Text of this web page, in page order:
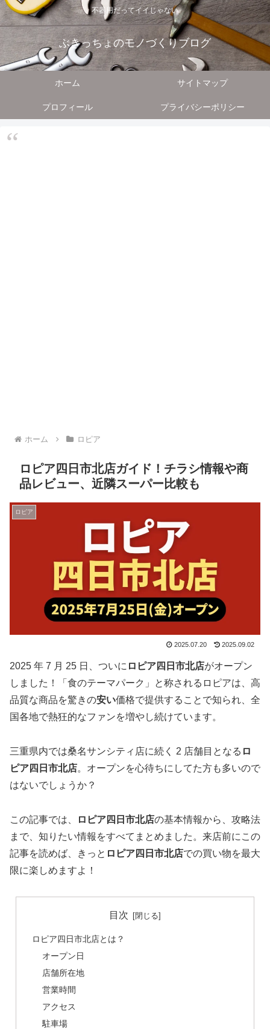
不器用だってイイじゃない
ぶきっちょのモノづくりブログ
ホーム サイトマップ
プロフィール プライバシーポリシー
ホーム ロピア
ロピア四日市北店ガイド！チラシ情報や商
品レビュー、近隣スーパー比較も
ロピア
2025.07.20 2025.09.02
2025 年 7 月 25 日、ついに ロピア四日市北店がオープン
しました！「食のテーマパーク」と称されるロピアは、高
品質な商品を驚きの安い価格で提供することで知られ、全
国各地で熱狂的なファンを増やし続けています。
三重県内では桑名サンシティ店に続く 2 店舗目となる ロ
ピア四日市北店。オープンを心待ちにしてた方も多いので
はないでしょうか？
この記事では、 ロピア四日市北店の基本情報から、攻略法
まで、知りたい情報をすべてまとめました。来店前にこの
記事を読めば、きっと ロピア四日市北店での買い物を最大
限に楽しめますよ！
目次
ロピア四日市北店とは？
オープン日
店舗所在地
営業時間
アクセス
駐車場